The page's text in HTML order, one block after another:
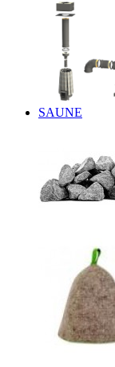
SAUNE